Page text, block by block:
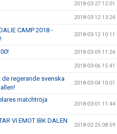
2018-03-27 12:01
2018-03-12 13:24
CAMP 2018 -
2018-03-12 10:11
2018-03-09 11:24
2018-03-06 15:41
de regerande svenska
2018-03-04 10:01
matchtröja
2018-03-01 11:44
VI EMOT IBK DALEN
2018-02-25 08:59